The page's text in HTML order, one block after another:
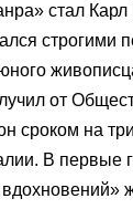
стал
строгими
от
сроком на
В первые